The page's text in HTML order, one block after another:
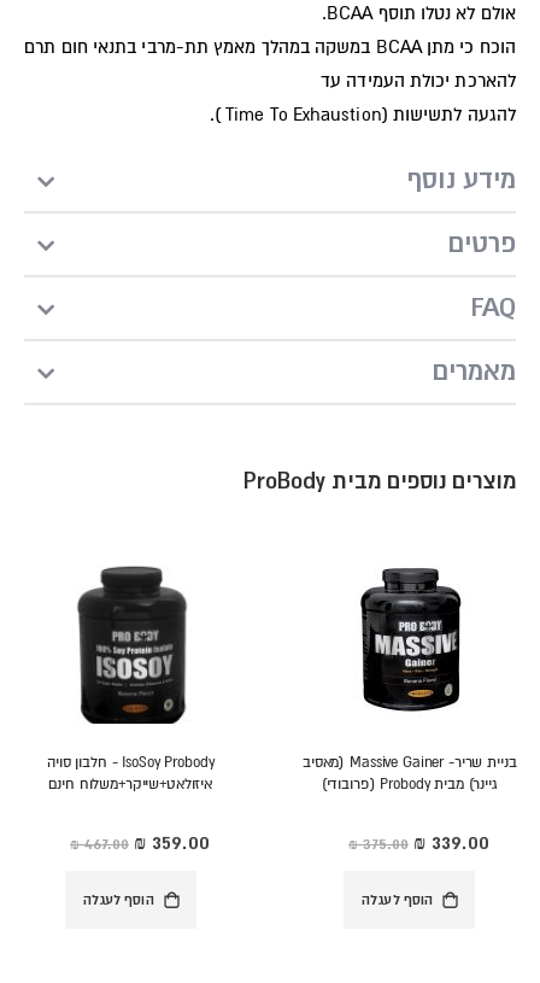
אולם לא נטלו תוסף BCAA.
הוכח כי מתן BCAA במשקה במהלך מאמץ תת-מרבי בתנאי חום תרם
להארכת יכולת העמידה עד
להגעה לתשישות (Time To Exhaustion ).
מידע נוסף
פרטים
FAQ
מאמרים
מוצרים נוספים מבית ProBody
בניית שריר- Massive Gainer (מאסיב
גיינר) מבית Probody (פרובודי)
‏375.00 ₪ מחיר
מיוחד
הוסף לעגלה
IsoSoy Probody - חלבון סויה
איזולאט+שייקר+משלוח חינם
‏467.00 ₪ מחיר
מיוחד
הוסף לעגלה